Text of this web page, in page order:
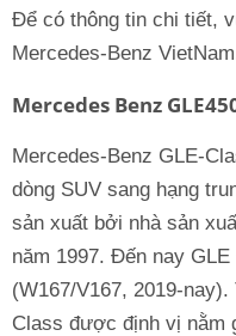
Để có thông tin chi tiết,
Mercedes-Benz
Mercedes Benz
Mercedes-Benz GLE-
dòng SUV sang hạng
sản xuất bởi nhà sản
năm 1997. Đến nay
(W167/V167, 2019-
Class được định vị nằm